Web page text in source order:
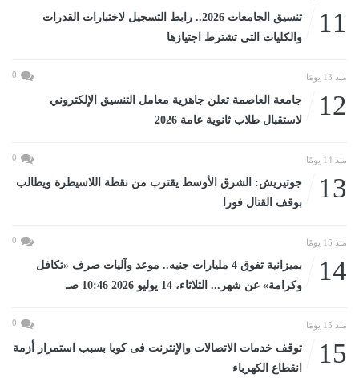
11
تنسيق الجامعات 2026.. رابط التسجيل لاختبارات القدرات
والكليات التى تشترط اجتيازها
منذ 13 يومًا 0
12
جامعة العاصمة تعلن جاهزية معامل التنسيق الإلكتروني
لاستقبال طلاب ثانوية عامة 2026
منذ 14 يومًا 0
13
جوتيريش: الشرق الأوسط يقترب من نقطة اللاسيطرة ويطالب
بوقف القتال فورا
منذ 15 يومًا 0
14
بميزانية تفوق 4 مليارات جنيه.. موعد وآليات صرف «تكافل
وكرامة» عن شهر... الثلاثاء، 14 يوليو 2026 10:46 صـ
منذ 15 يومًا 0
15
توقف خدمات الاتصالات والإنترنت فى كوبا بسبب استمرار أزمة
انقطاع الكهرباء